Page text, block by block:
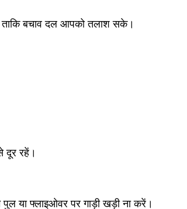
ताकि बचाव दल आपको तलाश सके।
दूर रहें।
या फ्लाइओवर पर गाड़ी खड़ी ना करें।